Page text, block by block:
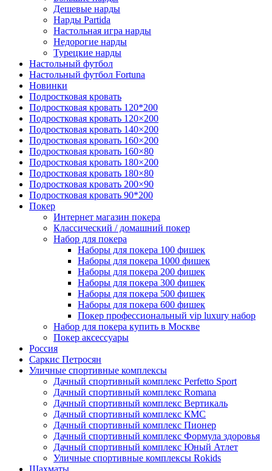
Дешевые нарды
Нарды Partida
Настольная игра нарды
Недорогие нарды
Турецкие нарды
Настольный футбол
Настольный футбол Fortuna
Новинки
Подростковая кровать
Подростковая кровать 120*200
Подростковая кровать 120×200
Подростковая кровать 140×200
Подростковая кровать 160×200
Подростковая кровать 160×80
Подростковая кровать 180×200
Подростковая кровать 180×80
Подростковая кровать 200×90
Подростковая кровать 90*200
Покер
Интернет магазин покера
Классический / домашний покер
Набор для покера
Наборы для покера 100 фишек
Наборы для покера 1000 фишек
Наборы для покера 200 фишек
Наборы для покера 300 фишек
Наборы для покера 500 фишек
Наборы для покера 600 фишек
Покер профессиональный vip luxury набор
Набор для покера купить в Москве
Покер аксессуары
Россия
Саркис Петросян
Уличные спортивные комплексы
Дачный спортивный комплекс Perfetto Sport
Дачный спортивный комплекс Romana
Дачный спортивный комплекс Вертикаль
Дачный спортивный комплекс КМС
Дачный спортивный комплекс Пионер
Дачный спортивный комплекс Формула здоровья
Дачный спортивный комплекс Юный Атлет
Уличные спортивные комплексы Rokids